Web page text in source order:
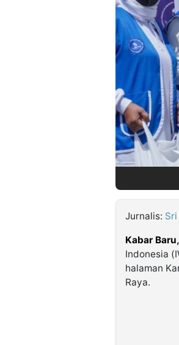
Jurnalis:
Kabar Baru,
Indonesia
halaman
Raya.